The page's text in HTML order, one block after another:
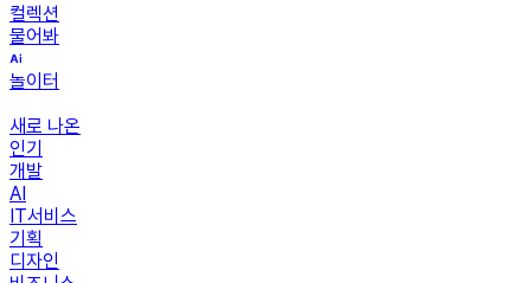
컬렉션
물어봐
놀이터
새로 나온
인기
개발
AI
IT서비스
기획
디자인